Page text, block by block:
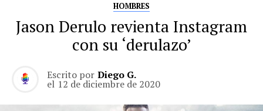
HOMBRES
Jason Derulo revienta Instagram
con su ‘derulazo’
Escrito por Diego G.
el 12 de diciembre de 2020